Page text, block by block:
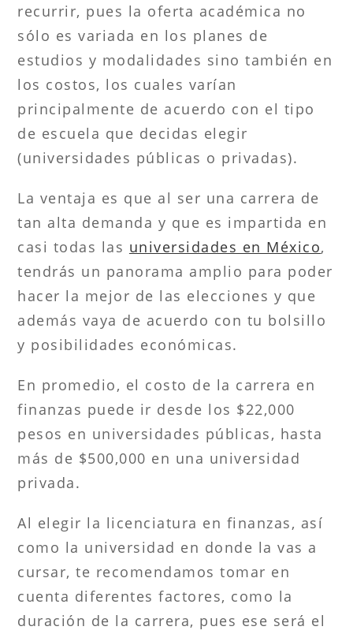
recurrir, pues la oferta académica no
sólo es variada en los planes de
estudios y modalidades sino también en
los costos, los cuales varían
principalmente de acuerdo con el tipo
de escuela que decidas elegir
(universidades públicas o privadas).
La ventaja es que al ser una carrera de
tan alta demanda y que es impartida en
casi todas las universidades en México,
tendrás un panorama amplio para poder
hacer la mejor de las elecciones y que
además vaya de acuerdo con tu bolsillo
y posibilidades económicas.
En promedio, el costo de la carrera en
finanzas puede ir desde los $22,000
pesos en universidades públicas, hasta
más de $500,000 en una universidad
privada.
Al elegir la licenciatura en finanzas, así
como la universidad en donde la vas a
cursar, te recomendamos tomar en
cuenta diferentes factores, como la
duración de la carrera, pues ese será el